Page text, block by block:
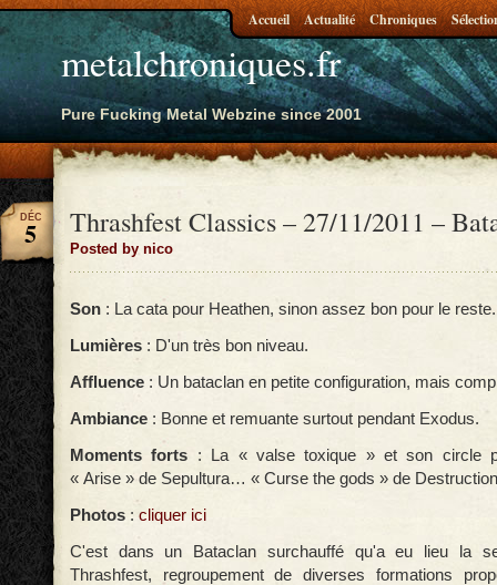
metalchroniques.fr
Pure Fucking Metal Webzine since 2001
Accueil Actualité Chroniques
Thrashfest Classics – 27/11/2011 –
Posted by nico
DÉC
5
Son : La cata pour Heathen, sinon assez bon pour le reste.
Lumières : D'un très bon niveau.
Affluence : Un bataclan en petite configuration, mais
Ambiance : Bonne et remuante surtout pendant Exodus.
Moments forts : La « valse toxique » et son circle
« Arise » de Sepultura… « Curse the gods » de
Photos : cliquer ici
C'est dans un Bataclan surchauffé qu'a eu lieu la
Thrashfest, regroupement de diverses formations